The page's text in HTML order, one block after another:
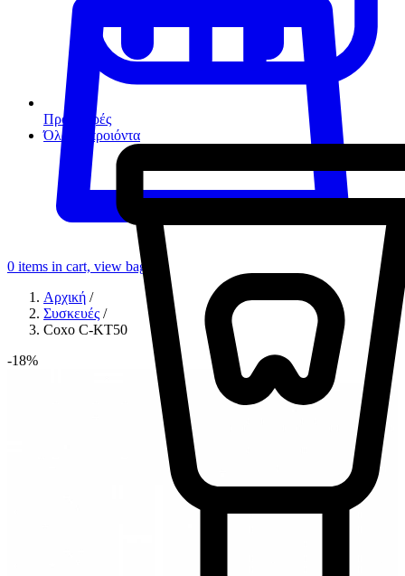
Προσφορές
Όλα τα προιόντα
0 items in cart, view bag
Αρχική /
Συσκευές /
Coxo C-KT50
-18%